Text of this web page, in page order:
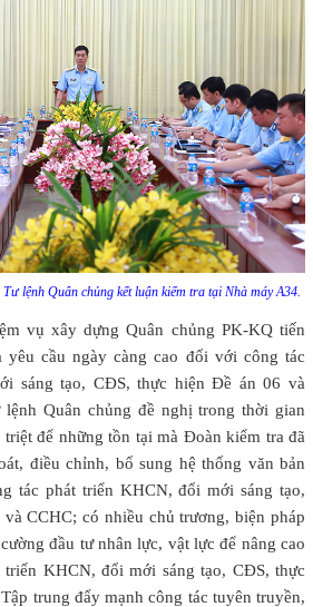
lệnh Quân chủng kết luận kiểm tra tại Nhà máy A34.
vụ xây dựng Quân chủng PK-KQ tiến
yêu cầu ngày càng cao đối với công tác
sáng tạo, CĐS, thực hiện Đề án 06 và
Quân chủng đề nghị trong thời gian
để những tồn tại mà Đoàn kiểm tra đã
điều chỉnh, bổ sung hệ thống văn bản
tác phát triển KHCN, đổi mới sáng tạo,
CCHC; có nhiều chủ trương, biện pháp
đầu tư nhân lực, vật lực để nâng cao
triển KHCN, đổi mới sáng tạo, CĐS, thực
trung đẩy mạnh công tác tuyên truyền,